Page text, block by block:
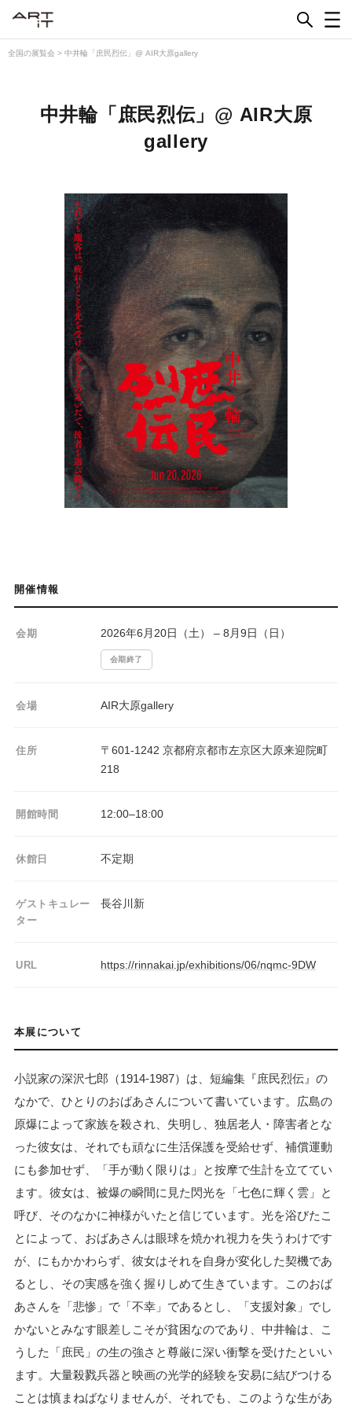
Skip
content
全国の展覧会 > 中井輪「庶民烈伝」@ AIR大原gallery
中井輪「庶民烈伝」@ AIR大原
gallery
開催情報
会期 2026年6月20日（土） – 8月9日（日）
会期終了
会場 AIR大原gallery
住所
〒601-1242 京都府京都市左京区大原来迎院町
218
開館時間 12:00–18:00
休館日 不定期
ゲストキュレー
ター
長谷川新
URL https://rinnakai.jp/exhibitions/06/nqmc-9DW
本展について
小説家の深沢七郎（1914-1987）は、短編集『庶民烈伝』の
なかで、ひとりのおばあさんについて書いています。広島の
原爆によって家族を殺され、失明し、独居老人・障害者とな
った彼女は、それでも頑なに生活保護を受給せず、補償運動
にも参加せず、「手が動く限りは」と按摩で生計を立ててい
ます。彼女は、被爆の瞬間に見た閃光を「七色に輝く雲」と
呼び、そのなかに神様がいたと信じています。光を浴びたこ
とによって、おばあさんは眼球を焼かれ視力を失うわけです
が、にもかかわらず、彼女はそれを自身が変化した契機であ
るとし、その実感を強く握りしめて生きています。このおば
あさんを「悲惨」で「不幸」であるとし、「支援対象」でし
かないとみなす眼差しこそが貧困なのであり、中井輪は、こ
うした「庶民」の生の強さと尊厳に深い衝撃を受けたといい
ます。大量殺戮兵器と映画の光学的経験を安易に結びつける
ことは慎まねばなりませんが、それでも、このような生があ